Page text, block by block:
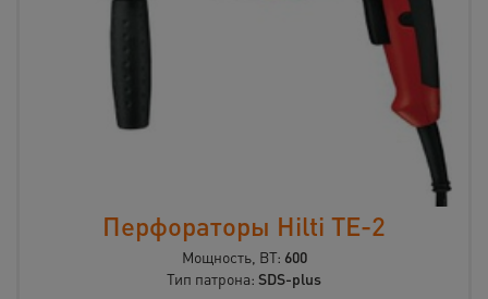
Перфораторы Hilti TE-2
Мощность, ВТ: 600
Тип патрона: SDS-plus